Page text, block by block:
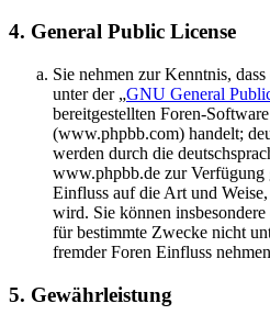
4. General Public License
Sie nehmen zur Kenntnis,
unter der „GNU General
bereitgestellten Foren-
(www.phpbb.com) handelt;
werden durch die
www.phpbb.de zur Verfügung
Einfluss auf die Art und
wird. Sie können
für bestimmte Zwecke nicht
fremder Foren Einfluss
5. Gewährleistung